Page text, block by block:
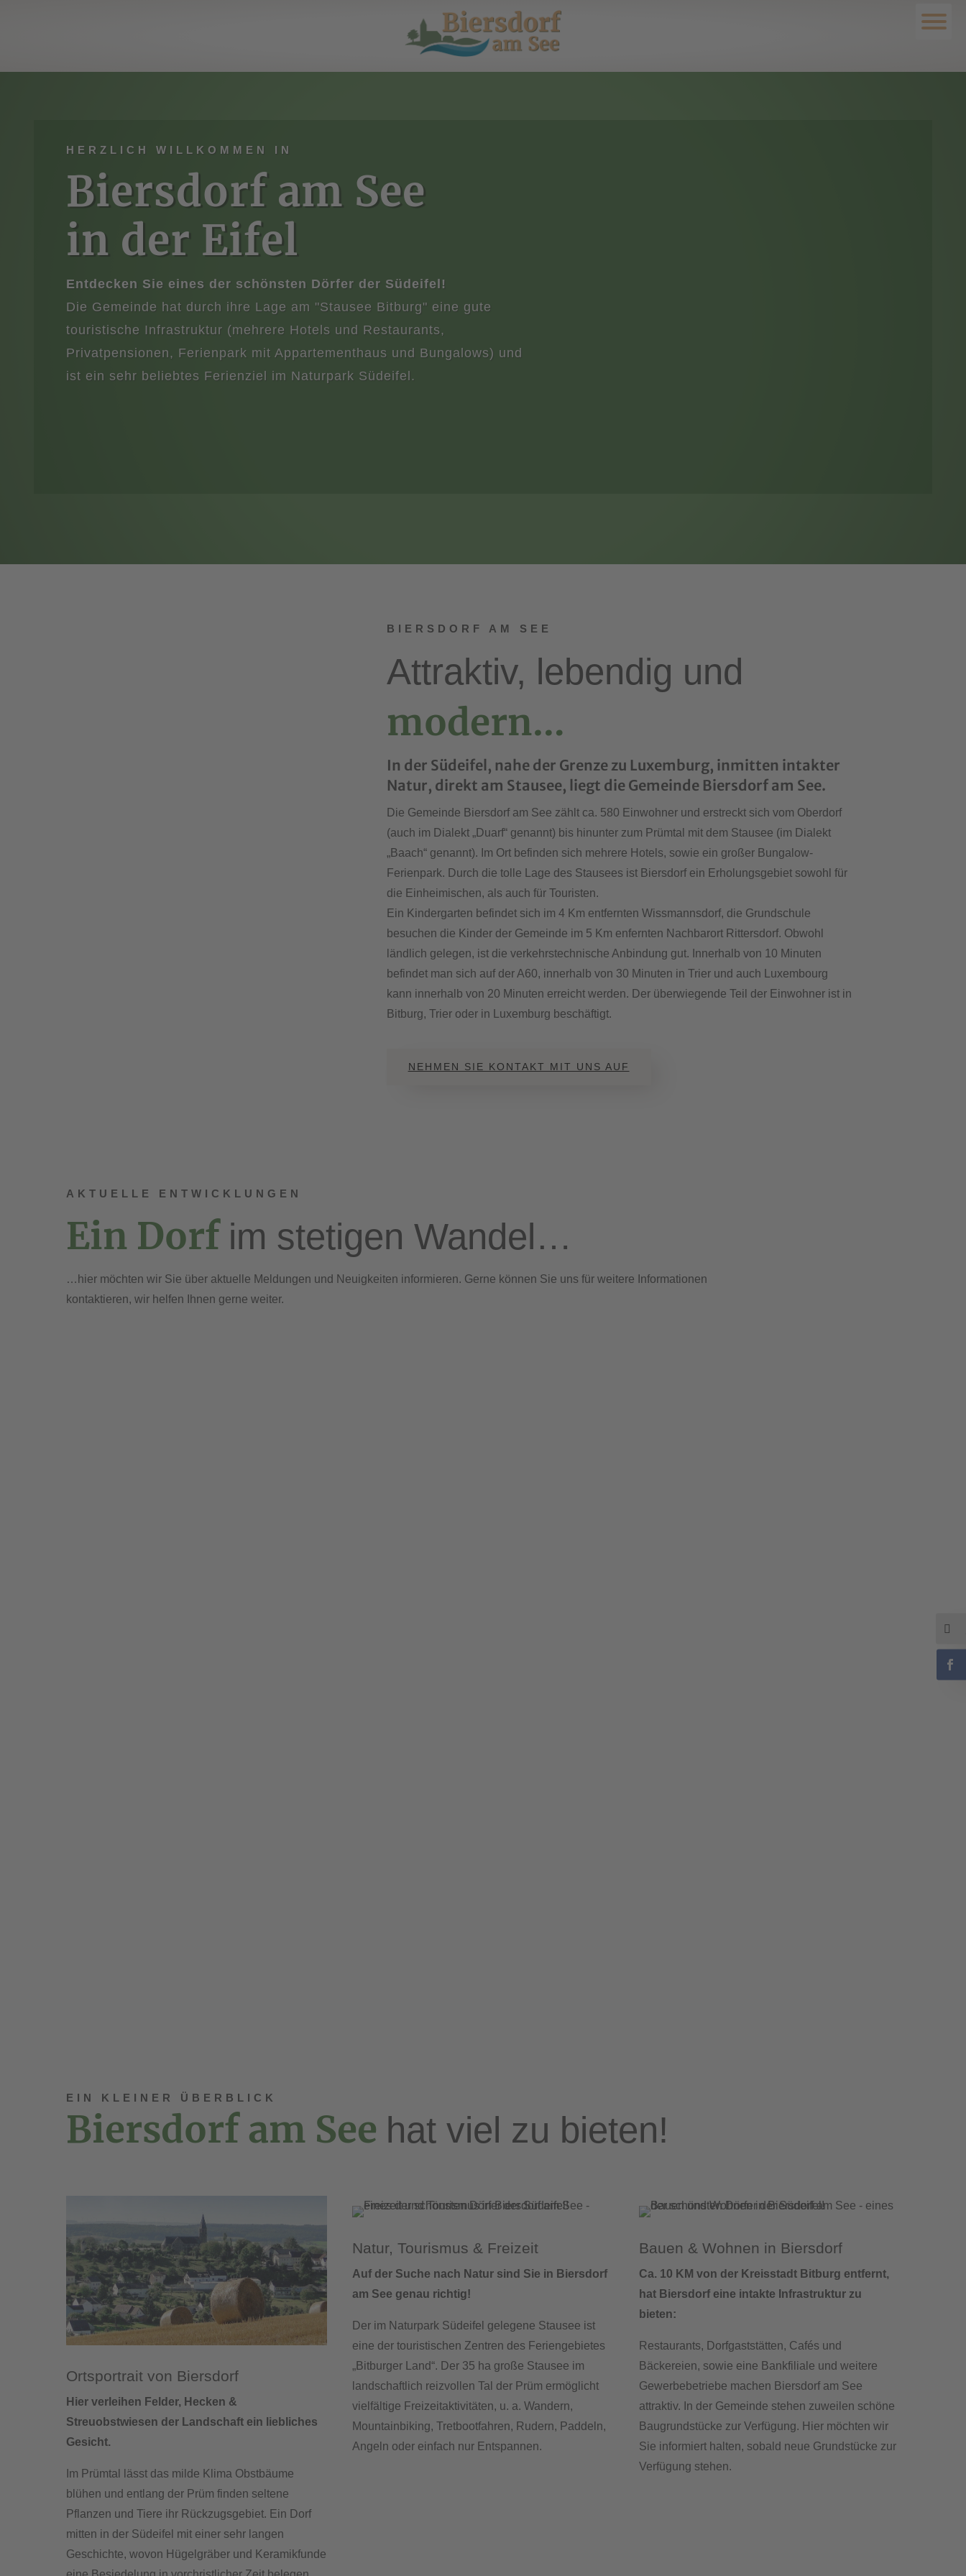
HERZLICH WILLKOMMEN IN
Biersdorf am See
in der Eifel
Entdecken Sie eines der schönsten Dörfer der Südeifel!
Die Gemeinde hat durch ihre Lage am "Stausee Bitburg" eine gute
touristische Infrastruktur (mehrere Hotels und Restaurants,
Privatpensionen, Ferienpark mit Appartementhaus und Bungalows) und
ist ein sehr beliebtes Ferienziel im Naturpark Südeifel.
BIERSDORF AM SEE
Attraktiv, lebendig und
modern…
In der Südeifel, nahe der Grenze zu Luxemburg, inmitten intakter
Natur, direkt am Stausee, liegt die Gemeinde Biersdorf am See.
Die Gemeinde Biersdorf am See zählt ca. 580 Einwohner und erstreckt sich vom Oberdorf
(auch im Dialekt „Duarf“ genannt) bis hinunter zum Prümtal mit dem Stausee (im Dialekt
„Baach“ genannt). Im Ort befinden sich mehrere Hotels, sowie ein großer Bungalow-
Ferienpark. Durch die tolle Lage des Stausees ist Biersdorf ein Erholungsgebiet sowohl für
die Einheimischen, als auch für Touristen.
Ein Kindergarten befindet sich im 4 Km entfernten Wissmannsdorf, die Grundschule
besuchen die Kinder der Gemeinde im 5 Km enfernten Nachbarort Rittersdorf. Obwohl
ländlich gelegen, ist die verkehrstechnische Anbindung gut. Innerhalb von 10 Minuten
befindet man sich auf der A60, innerhalb von 30 Minuten in Trier und auch Luxembourg
kann innerhalb von 20 Minuten erreicht werden. Der überwiegende Teil der Einwohner ist in
Bitburg, Trier oder in Luxemburg beschäftigt.
NEHMEN SIE KONTAKT MIT UNS AUF
AKTUELLE ENTWICKLUNGEN
Ein Dorf im stetigen Wandel…
…hier möchten wir Sie über aktuelle Meldungen und Neuigkeiten informieren. Gerne können Sie uns für weitere Informationen
kontaktieren, wir helfen Ihnen gerne weiter.
EIN KLEINER ÜBERBLICK
Biersdorf am See hat viel zu bieten!
Ortsportrait von Biersdorf
Hier verleihen Felder, Hecken &
Streuobstwiesen der Landschaft ein liebliches
Gesicht.
Im Prümtal lässt das milde Klima Obstbäume
blühen und entlang der Prüm finden seltene
Pflanzen und Tiere ihr Rückzugsgebiet. Ein Dorf
mitten in der Südeifel mit einer sehr langen
Geschichte, wovon Hügelgräber und Keramikfunde
Natur, Tourismus & Freizeit
Auf der Suche nach Natur sind Sie in Biersdorf
am See genau richtig!
Der im Naturpark Südeifel gelegene Stausee ist
eine der touristischen Zentren des Feriengebietes
„Bitburger Land“. Der 35 ha große Stausee im
landschaftlich reizvollen Tal der Prüm ermöglicht
vielfältige Freizeitaktivitäten, u. a. Wandern,
Mountainbiking, Tretbootfahren, Rudern, Paddeln,
Angeln oder einfach nur Entspannen.
Bauen & Wohnen in Biersdorf
Ca. 10 KM von der Kreisstadt Bitburg entfernt,
hat Biersdorf eine intakte Infrastruktur zu
bieten:
Restaurants, Dorfgaststätten, Cafés und
Bäckereien, sowie eine Bankfiliale und weitere
Gewerbebetriebe machen Biersdorf am See
attraktiv. In der Gemeinde stehen zuweilen schöne
Baugrundstücke zur Verfügung. Hier möchten wir
Sie informiert halten, sobald neue Grundstücke zur
Verfügung stehen.